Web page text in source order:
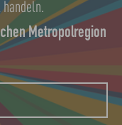
Metropolregion